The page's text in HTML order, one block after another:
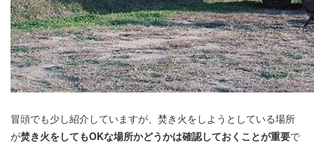
冒頭でも少し紹介していますが、焚き火をしようとしている場所
が焚き火をしてもOKな場所かどうかは確認しておくことが重要で